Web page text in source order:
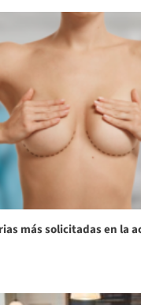
más solicitadas en la